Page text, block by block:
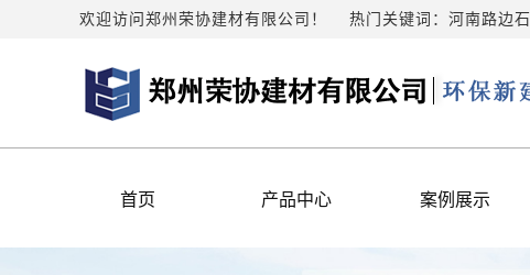
欢迎访问郑州荣协建材有限公司！ 热门关键词： 河南路边石
首页 产品中心 案例展示